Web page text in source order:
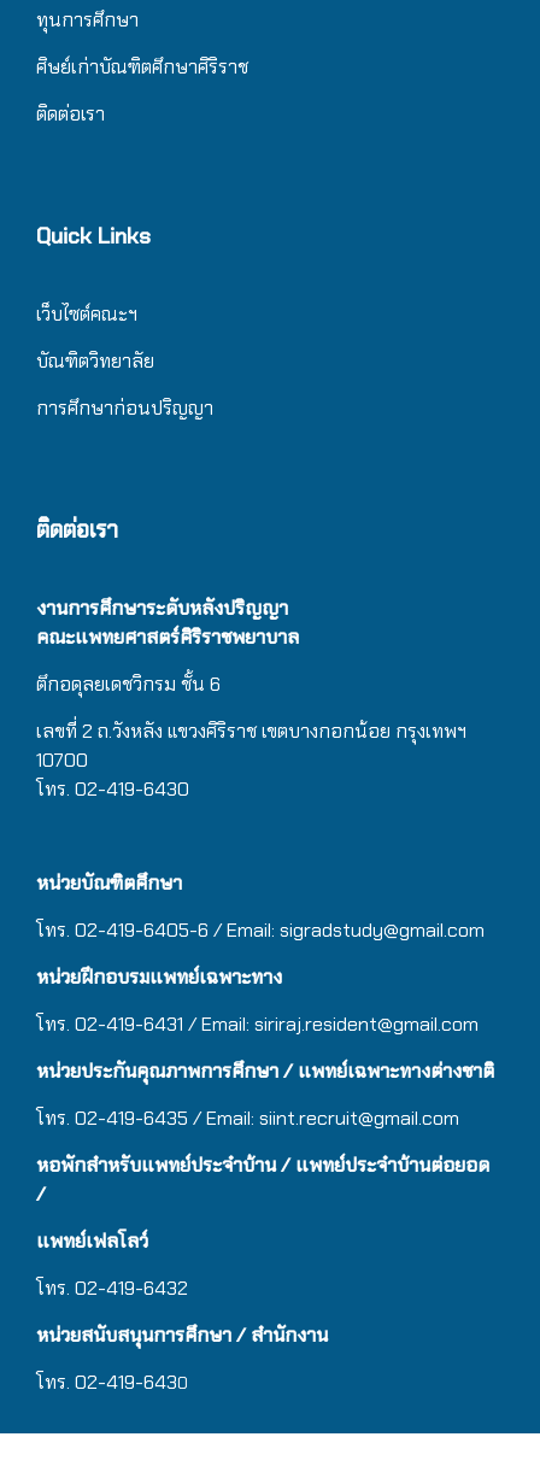
ทุนการศึกษา
ศิษย์เก่าบัณฑิตศึกษาศิริราช
ติดต่อเรา
Quick Links
เว็บไซต์คณะฯ
บัณฑิตวิทยาลัย
การศึกษาก่อนปริญญา
ติดต่อเรา
งานการศึกษาระดับหลังปริญญา
คณะแพทยศาสตร์ศิริราชพยาบาล
ตึกอดุลยเดชวิกรม ชั้น 6
เลขที่ 2 ถ.วังหลัง แขวงศิริราช เขตบางกอกน้อย กรุงเทพฯ
10700
โทร. 02-419-6430
หน่วยบัณฑิตศึกษา
โทร. 02-419-6405-6 / Email: sigradstudy@gmail.com
หน่วยฝึกอบรมแพทย์เฉพาะทาง
โทร. 02-419-6431 / Email: siriraj.resident@gmail.com
หน่วยประกันคุณภาพการศึกษา / แพทย์เฉพาะทางต่างชาติ
โทร. 02-419-6435 / Email: siint.recruit@gmail.com
หอพักสำหรับแพทย์ประจำบ้าน/ แพทย์ประจำบ้านต่อยอด
/
แพทย์เฟลโลว์
โทร. 02-419-6432
หน่วยสนับสนุนการศึกษา / สำนักงาน
โทร. 02-419-6430